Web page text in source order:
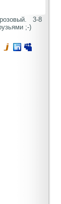
3-8
;-)